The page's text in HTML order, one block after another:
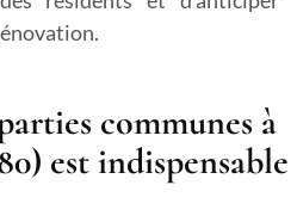
communes à
est indispensable